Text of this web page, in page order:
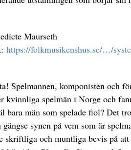
Maurseth
https://folkmusikenshus.se/…/
Spelmannen, komponisten och
kvinnliga spelmän i Norge och
män som spelade fiol? Det
synen på vem som är
skriftliga och muntliga bevis på att